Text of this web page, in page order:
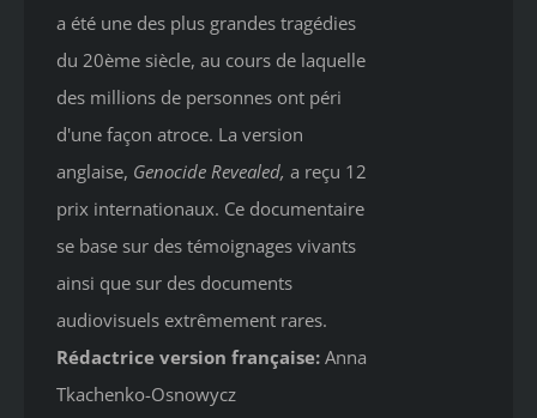
a été une des plus grandes tragédies
du 20ème siècle, au cours de laquelle
des millions de personnes ont péri
d'une façon atroce. La version
anglaise, Genocide Revealed, a reçu 12
prix internationaux. Ce documentaire
se base sur des témoignages vivants
ainsi que sur des documents
audiovisuels extrêmement rares.
Rédactrice version française: Anna
Tkachenko-Osnowycz